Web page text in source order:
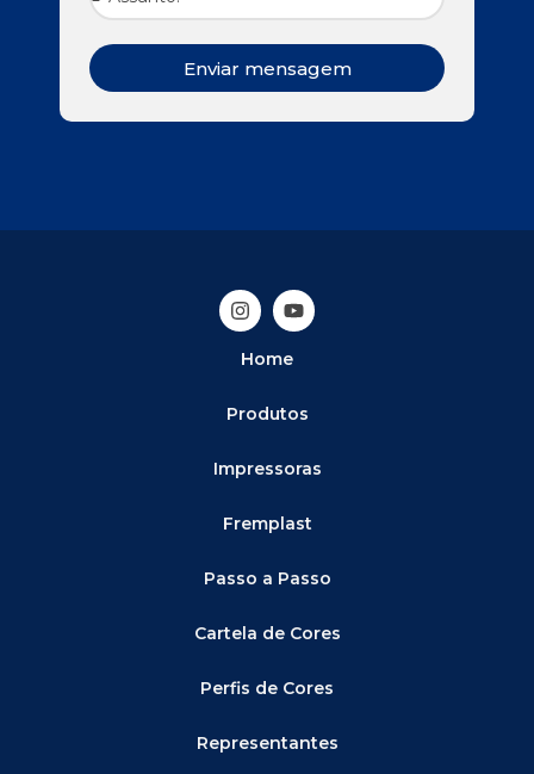
Enviar mensagem
Home
Produtos
Impressoras
Fremplast
Passo a Passo
Cartela de Cores
Perfis de Cores
Representantes